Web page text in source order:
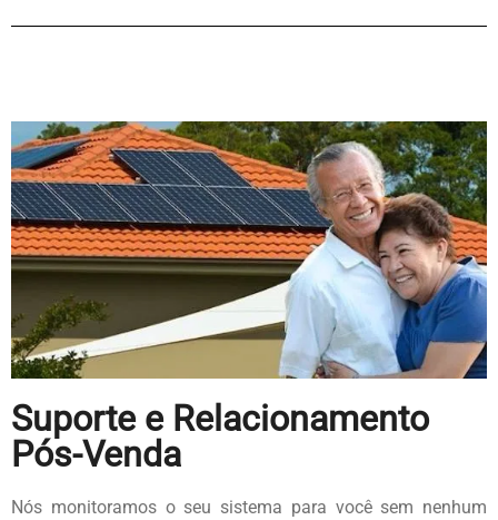
Suporte e Relacionamento
Pós-Venda
Nós monitoramos o seu sistema para você sem nenhum